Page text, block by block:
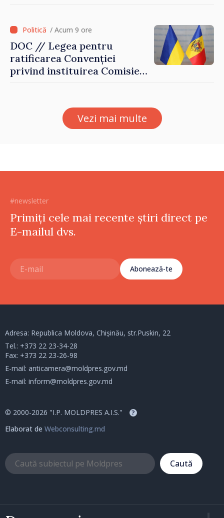
/ Acum 9 ore
DOC // Legea pentru
ratificarea Convenției
privind instituirea Comisiei
Monitorul Oficial
Vezi mai multe
#newsletter
Primiți cele mai recente știri direct pe
E-mailul dvs.
Abonează-te
Adresa: Republica Moldova, Chișinău, str.Puskin, 22
Tel.: +373 22 23-34-28
Fax: +373 22 23-26-98
E-mail: anticamera@moldpres.gov.md
E-mail: inform@moldpres.gov.md
© 2000-2026 "I.P. MOLDPRES A.I.S." ?
Elaborat de Webconsulting.md
Caută